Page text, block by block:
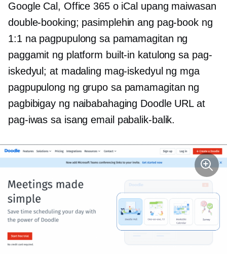
Google Cal, Office 365 o iCal upang maiwasan
double-booking; pasimplehin ang pag-book ng
1:1 na pagpupulong sa pamamagitan ng
paggamit ng platform built-in katulong sa pag-
iskedyul; at madaling mag-iskedyul ng mga
pagpupulong ng grupo sa pamamagitan ng
pagbibigay ng naibabahaging Doodle URL at
pag-iwas sa isang email pabalik-balik.